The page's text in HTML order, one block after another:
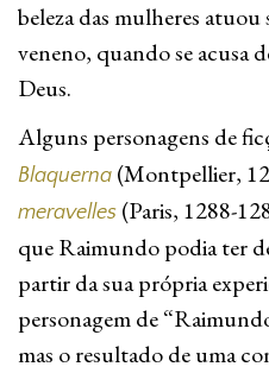
beleza das mulheres
veneno, quando se acusa
Deus.
Alguns personagens de
Blaquerna (Montpellier,
meravelles (Paris, 1288-
que Raimundo podia ter
partir da sua própria
personagem de
mas o resultado de uma